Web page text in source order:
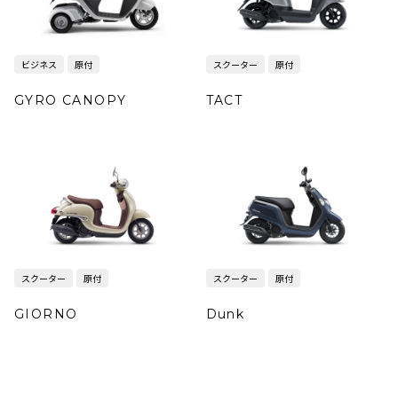
ビジネス 原付
GYRO CANOPY
スクーター 原付
TACT
スクーター 原付
GIORNO
スクーター 原付
Dunk